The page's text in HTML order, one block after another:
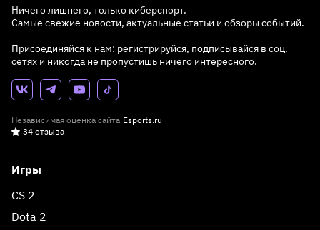
Ничего лишнего, только киберспорт.
Самые свежие новости, актуальные статьи и обзоры событий.
Присоединяйся к нам: регистрируйся, подписывайся в соц.
сетях и никогда не пропустишь ничего интересного.
Независимая оценка сайта Esports.ru
34 отзыва
Игры
CS 2
Dota 2